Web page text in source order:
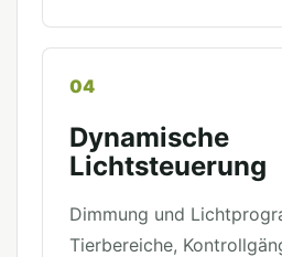
04
Dynamische
Lichtsteuerung
Dimmung und
Tierbereiche,